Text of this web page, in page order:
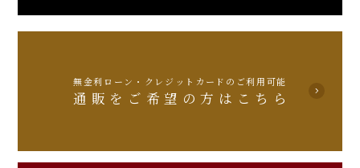
無金利ローン・クレジットカードのご利用可能
通販をご希望の方はこちら